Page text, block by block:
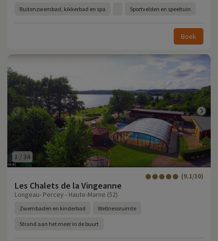
Buitenzwembad, kikkerbad en spa Sportvelden en speeltuin
Boek
1 / 34
Les Chalets de la Vingeanne
(9.1/10)
Longeau- Percey - Haute-Marne (52)
Zwembaden en kinderbad Wellnessruimte
Strand aan het meer in de buurt